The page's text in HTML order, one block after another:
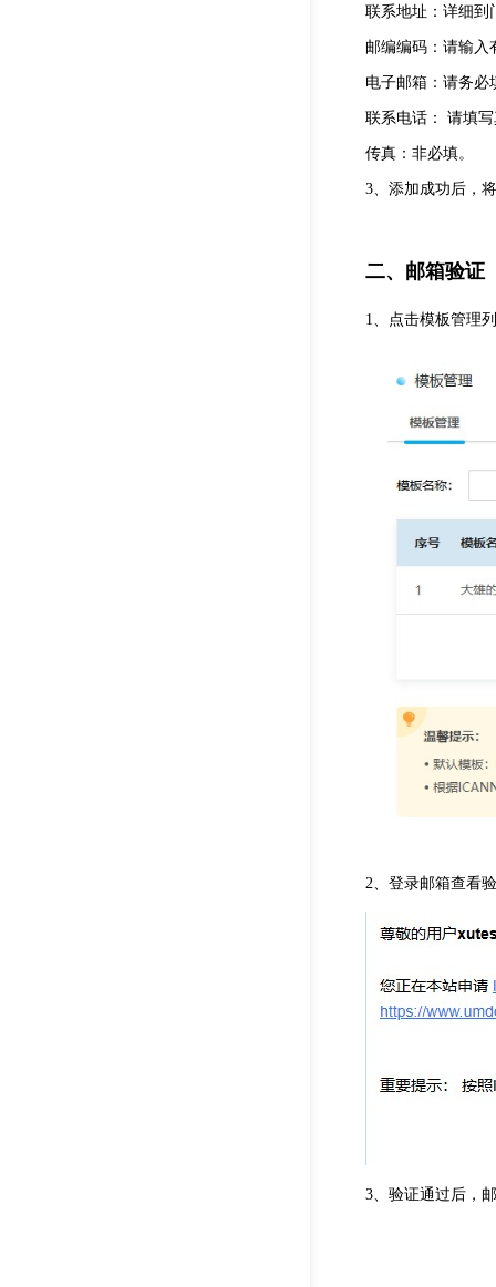
联系地址：详细到
邮编编码：请输入
电子邮箱：请务必
联系电话： 请填
传真：非必填。
3、添加成功后，
二、邮箱验证
1、点击模板管理
2、登录邮箱查看
3、验证通过后，